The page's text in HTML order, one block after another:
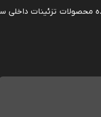
محصولات تزئینات داخلی